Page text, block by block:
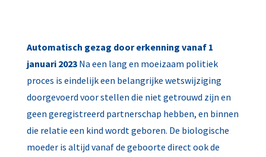
Automatisch gezag door erkenning vanaf 1
januari 2023Na een lang en moeizaam politiek
proces is eindelijk een belangrijke wetswijziging
doorgevoerd voor stellen die niet getrouwd zijn en
geen geregistreerd partnerschap hebben, en binnen
die relatie een kind wordt geboren. De biologische
moeder is altijd vanaf de geboorte direct ook de